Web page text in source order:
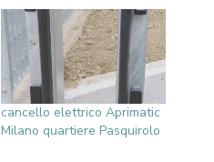
cancello elettrico Aprimatic
Milano quartiere Pasquirolo